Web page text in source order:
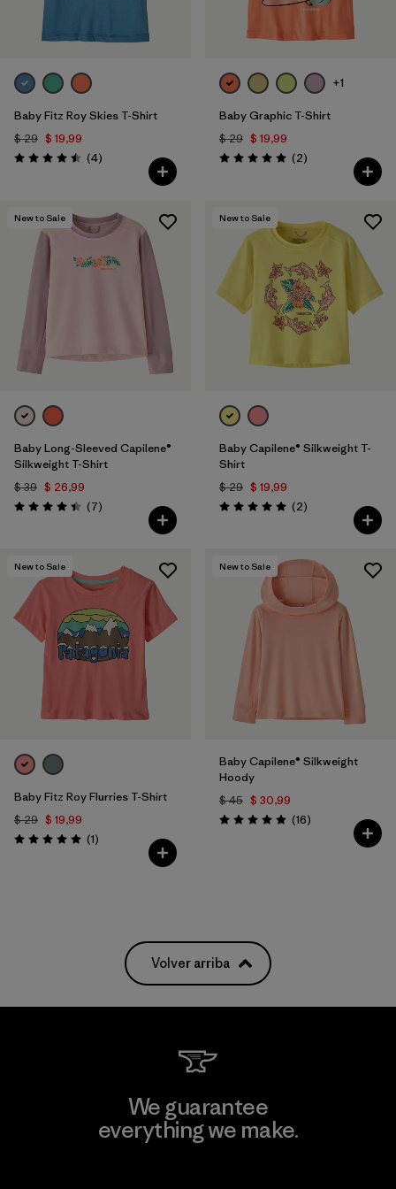
Filtrar por
Familia de productos
Filtrar por
Color
Baby Fitz Roy Skies T-Shirt
$ 29 $ 19,99
Valoración: 4.5 / 5
(4Comentarios
)
+1
Baby Graphic T-Shirt
$ 29 $ 19,99
Valoración: 5.0 / 5
(2Comentarios
)
New to Sale
Baby Long-Sleeved Capilene®
Silkweight T-Shirt
$ 39 $ 26,99
Valoración: 4.4 / 5
(7Comentarios
)
New to Sale
Baby Capilene® Silkweight T-
Shirt
$ 29 $ 19,99
Valoración: 5.0 / 5
(2Comentarios
)
New to Sale
Baby Fitz Roy Flurries T-Shirt
$ 29 $ 19,99
Valoración: 5.0 / 5
(1Comentarios
)
New to Sale
Baby Capilene® Silkweight
Hoody
$ 45 $ 30,99
Valoración: 4.9 / 5
(16Comentarios
)
Volver arriba
We guarantee
everything we make.